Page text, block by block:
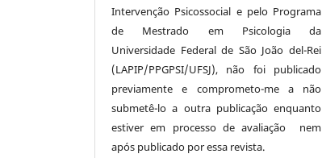
Intervenção Psicossocial e pelo Programa
de Mestrado em Psicologia da
Universidade Federal de São João del-Rei
(LAPIP/PPGPSI/UFSJ), não foi publicado
previamente e comprometo-me a não
submetê-lo a outra publicação enquanto
estiver em processo de avaliação nem
após publicado por essa revista.